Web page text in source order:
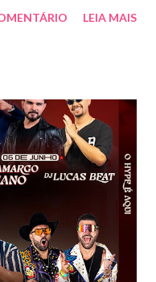
palco e contaram com
início ao fim. Criado em
verdadeira marca
ao público um show
grandes clássicos
gêneros. No palco,
entre os seus hits e
CPM 22 e
LEIA MAIS